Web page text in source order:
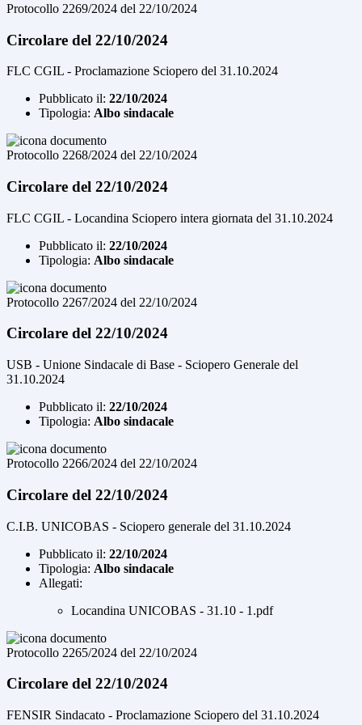
Protocollo 2269/2024 del 22/10/2024
Circolare del 22/10/2024
FLC CGIL - Proclamazione Sciopero del 31.10.2024
Pubblicato il: 22/10/2024
Tipologia: Albo sindacale
Protocollo 2268/2024 del 22/10/2024
Circolare del 22/10/2024
FLC CGIL - Locandina Sciopero intera giornata del 31.10.2024
Pubblicato il: 22/10/2024
Tipologia: Albo sindacale
Protocollo 2267/2024 del 22/10/2024
Circolare del 22/10/2024
USB - Unione Sindacale di Base - Sciopero Generale del
31.10.2024
Pubblicato il: 22/10/2024
Tipologia: Albo sindacale
Protocollo 2266/2024 del 22/10/2024
Circolare del 22/10/2024
C.I.B. UNICOBAS - Sciopero generale del 31.10.2024
Pubblicato il: 22/10/2024
Tipologia: Albo sindacale
Allegati:
Locandina UNICOBAS - 31.10 - 1.pdf
Protocollo 2265/2024 del 22/10/2024
Circolare del 22/10/2024
FENSIR Sindacato - Proclamazione Sciopero del 31.10.2024